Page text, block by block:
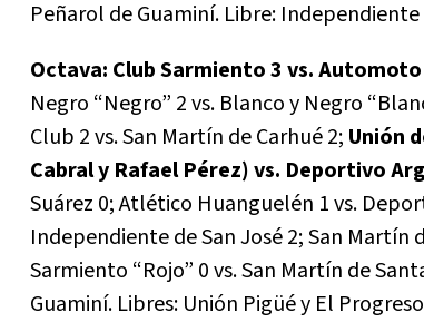
Peñarol de Guaminí. Libre: Independiente
Octava: Club Sarmiento 3 vs.
Negro “Negro” 2 vs. Blanco y Negro
Club 2 vs. San Martín de Carhué 2; Unión
Cabral y Rafael Pérez) vs. Deportivo
Suárez 0; Atlético Huanguelén 1 vs.
Independiente de San José 2; San Martín
Sarmiento “Rojo” 0 vs. San Martín de
Guaminí. Libres: Unión Pigüé y El